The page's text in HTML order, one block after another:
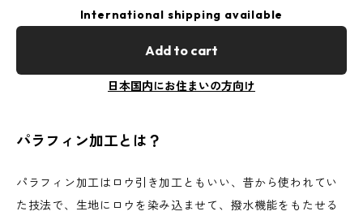
International shipping available
Add to cart
日本国内にお住まいの方向け
パラフィン加工とは？
パラフィン加工はロウ引き加工ともいい、昔から使われてい
た技法で、生地にロウを染み込ませて、撥水機能をもたせる